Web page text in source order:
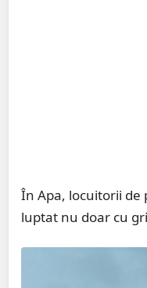
În Apa, locuitorii de
luptat nu doar cu